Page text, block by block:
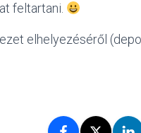
feltartani.
elhelyezéséről